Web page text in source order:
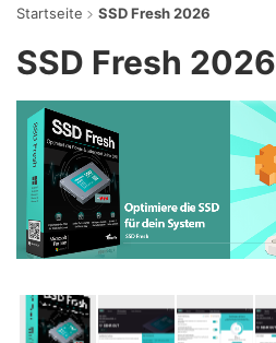
Startseite SSD Fresh 2026
SSD Fresh 2026